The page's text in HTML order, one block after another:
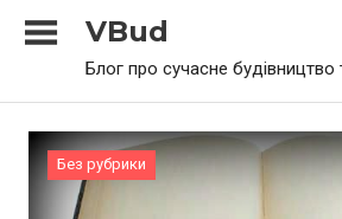
VBud
Блог про сучасне будівництво
Без рубрики